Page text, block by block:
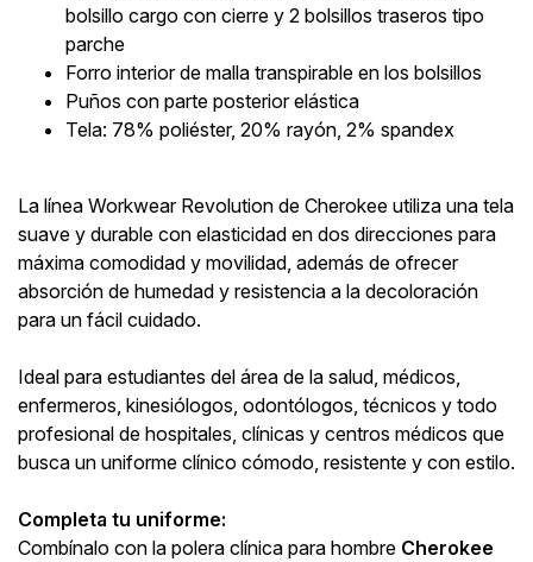
bolsillo cargo con cierre y 2 bolsillos traseros tipo
parche
Forro interior de malla transpirable en los bolsillos
Puños con parte posterior elástica
Tela: 78% poliéster, 20% rayón, 2% spandex
La línea Workwear Revolution de Cherokee utiliza una tela
suave y durable con elasticidad en dos direcciones para
máxima comodidad y movilidad, además de ofrecer
absorción de humedad y resistencia a la decoloración
para un fácil cuidado.
Ideal para estudiantes del área de la salud, médicos,
enfermeros, kinesiólogos, odontólogos, técnicos y todo
profesional de hospitales, clínicas y centros médicos que
busca un uniforme clínico cómodo, resistente y con estilo.
Completa tu uniforme:
Combínalo con la polera clínica para hombre Cherokee